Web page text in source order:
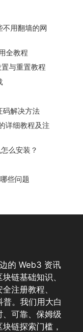
不用翻墙的网
全教程
与重置教程
码解决方法
详细教程及注
么安装？
些问题
的 Web3 资讯
链基础知识、
注册教程、
。我们用大白
可靠、保姆级
链探索门槛，